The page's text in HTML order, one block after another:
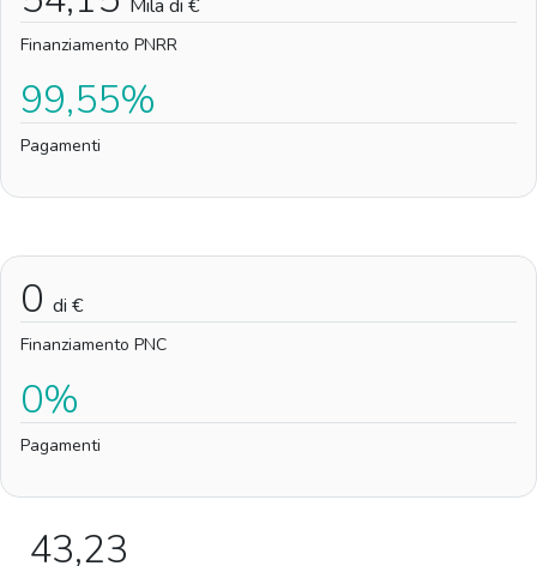
Mila di €
Finanziamento PNRR
99,55%
Pagamenti
0 di €
Finanziamento PNC
0%
Pagamenti
43,23